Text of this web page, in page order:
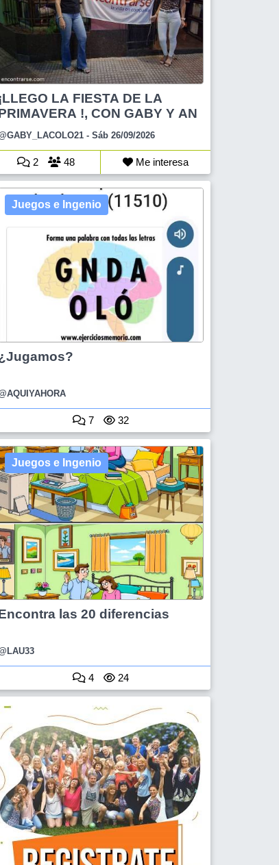
LA FIESTA DE LA
!, CON GABY Y AN
- Sáb 26/09/2026
2 48 Me interesa
Juegos e Ingenio
7 32
Juegos e Ingenio
las 20 diferencias
4 24